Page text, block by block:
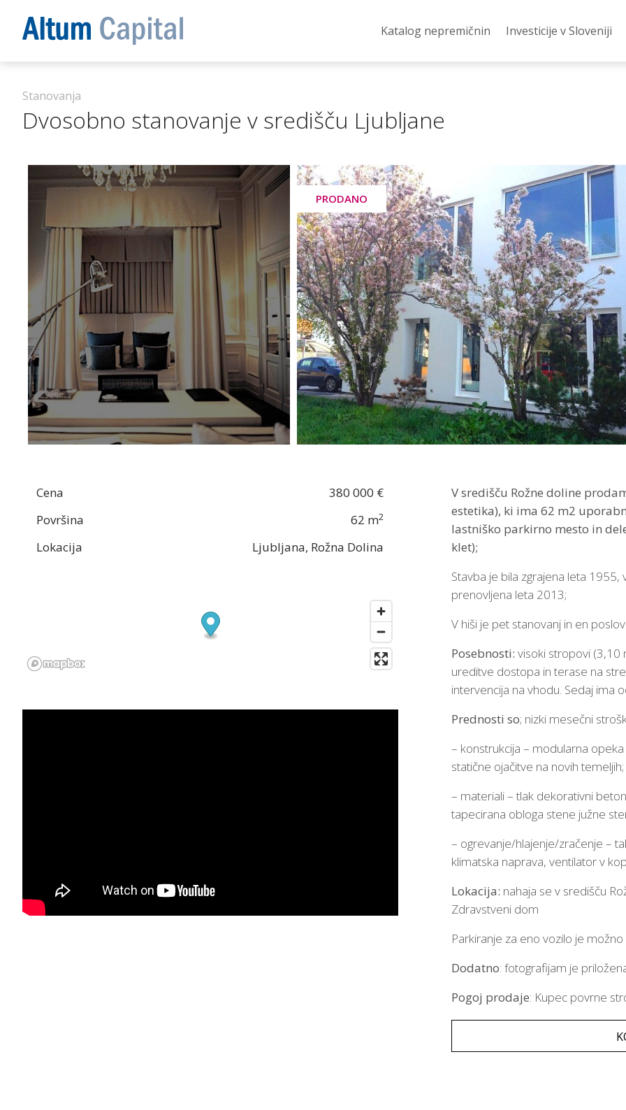
Katalog nepremičnin Investicije v Sloveniji
Stanovanja
Dvosobno stanovanje v središču Ljubljane
PRODANO
Cena
380 000 €
Površina
62 m2
Lokacija Ljubljana, Rožna Dolina
V središču Rožne doline
estetika), ki ima 62 m2
lastniško parkirno mesto in
klet);
Stavba je bila zgrajena leta
prenovljena leta 2013;
V hiši je pet stanovanj in en
Posebnosti: visoki stropovi (3,10
ureditve dostopa in terase na
intervencija na vhodu. Sedaj ima
Prednosti so; nizki mesečni
– konstrukcija – modularna
statične ojačitve na novih temeljih;
– materiali – tlak dekorativni
tapecirana obloga stene južne
– ogrevanje/hlajenje/zračenje –
klimatska naprava, ventilator v
Lokacija: nahaja se v središču
Zdravstveni dom
Parkiranje za eno vozilo je
Dodatno: fotografijam je
Pogoj prodaje: Kupec povrne